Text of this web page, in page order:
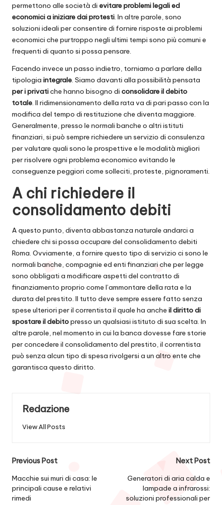
permettono alle società di evitare problemi legali ed
economici a iniziare dai protesti. In altre parole, sono
soluzioni ideali per consentire di fornire risposte ai problemi
economici che purtroppo negli ultimi tempi sono più comuni e
frequenti di quanto si possa pensare.
Facendo invece un passo indietro, torniamo a parlare della
tipologia integrale. Siamo davanti alla possibilità pensata
per i privatiche hanno bisogno di consolidare il debito
totale. Il ridimensionamento della rata va di pari passo con la
modifica del tempo di restituzione che diventa maggiore.
Generalmente, presso le normali banche o altri istituti
finanziari, si può sempre richiedere un servizio di consulenza
per valutare quali sono le prospettive e le modalità migliori
per risolvere ogni problema economico evitando le
conseguenze peggiori come solleciti, proteste, pignoramenti.
A chi richiedere il
consolidamento debiti
A questo punto, diventa abbastanza naturale andarci a
chiedere chi si possa occupare del consolidamento debiti
Roma. Ovviamente, a fornire questo tipo di servizio ci sono le
normali banche, compagnie ed enti finanziari che per legge
sono obbligati a modificare aspetti del contratto di
finanziamento proprio come l’ammontare della rata e la
durata del prestito. Il tutto deve sempre essere fatto senza
spese ulteriori per il correntista il quale ha anche il diritto di
spostare il debitopresso un qualsiasi istituto di sua scelta. In
altre parole, nel momento in cui la banca dovesse fare storie
per concedere il consolidamento del prestito, il correntista
può senza alcun tipo di spesa rivolgersi a un altro ente che
garantisca questo diritto.
Redazione
View All Posts
Post
navigation
Previous Post
Macchie sui muri di casa: le
principali cause e relativi
rimedi
Next Post
Generatori di aria calda e
lampade a infrarossi:
soluzioni professionali per